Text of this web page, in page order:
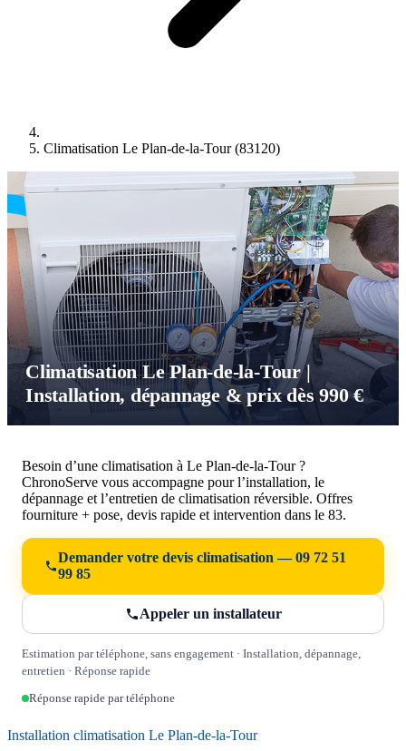
Climatisation Le Plan-de-la-Tour (83120)
Climatisation Le Plan-de-la-Tour |
Installation, dépannage & prix dès 990 €
Besoin d’une climatisation à Le Plan-de-la-Tour ?
ChronoServe vous accompagne pour l’installation, le
dépannage et l’entretien de climatisation réversible. Offres
fourniture + pose, devis rapide et intervention dans le 83.
Demander votre devis climatisation — 09 72 51
99 85
Appeler un installateur
Estimation par téléphone, sans engagement · Installation, dépannage,
entretien · Réponse rapide
Réponse rapide par téléphone
Installation climatisation Le Plan-de-la-Tour